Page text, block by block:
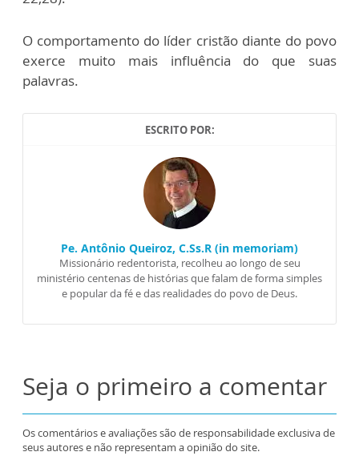
O comportamento do líder cristão diante do povo
exerce muito mais influência do que suas
palavras.
ESCRITO POR:
Pe. Antônio Queiroz, C.Ss.R (in memoriam)
Missionário redentorista, recolheu ao longo de seu
ministério centenas de histórias que falam de forma simples
e popular da fé e das realidades do povo de Deus.
Seja o primeiro a comentar
Os comentários e avaliações são de responsabilidade exclusiva de
seus autores e não representam a opinião do site.